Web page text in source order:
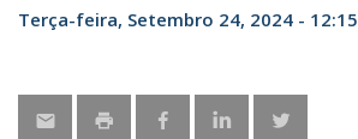
Terça-feira, Setembro 24, 2024 - 12:15